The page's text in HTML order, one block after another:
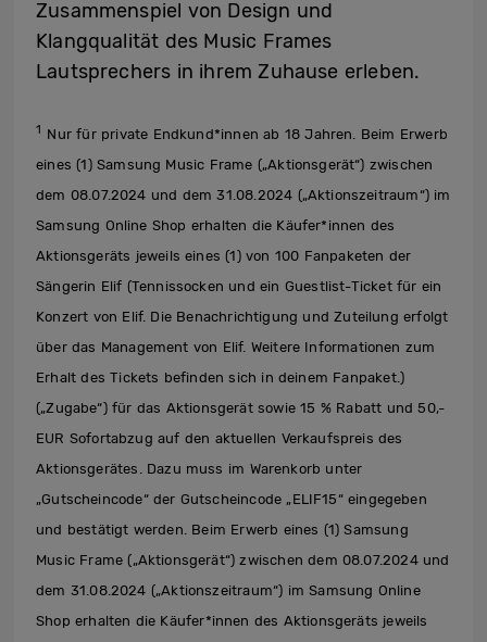
Zusammenspiel von Design und
Klangqualität des Music Frames
Lautsprechers in ihrem Zuhause erleben.
1 Nur für private Endkund*innen ab 18 Jahren. Beim Erwerb
eines (1) Samsung Music Frame („Aktionsgerät“) zwischen
dem 08.07.2024 und dem 31.08.2024 („Aktionszeitraum“) im
Samsung Online Shop erhalten die Käufer*innen des
Aktionsgeräts jeweils eines (1) von 100 Fanpaketen der
Sängerin Elif (Tennissocken und ein Guestlist-Ticket für ein
Konzert von Elif. Die Benachrichtigung und Zuteilung erfolgt
über das Management von Elif. Weitere Informationen zum
Erhalt des Tickets befinden sich in deinem Fanpaket.)
(„Zugabe“) für das Aktionsgerät sowie 15 % Rabatt und 50,-
EUR Sofortabzug auf den aktuellen Verkaufspreis des
Aktionsgerätes. Dazu muss im Warenkorb unter
„Gutscheincode“ der Gutscheincode „ELIF15“ eingegeben
und bestätigt werden. Beim Erwerb eines (1) Samsung
Music Frame („Aktionsgerät“) zwischen dem 08.07.2024 und
dem 31.08.2024 („Aktionszeitraum“) im Samsung Online
Shop erhalten die Käufer*innen des Aktionsgeräts jeweils